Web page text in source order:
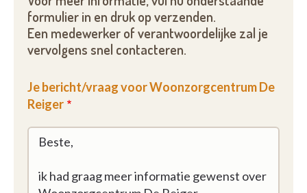
formulier in en druk op verzenden.
Een medewerker of verantwoordelijke zal je
vervolgens snel contacteren.
Je bericht/vraag voor Woonzorgcentrum De
Reiger